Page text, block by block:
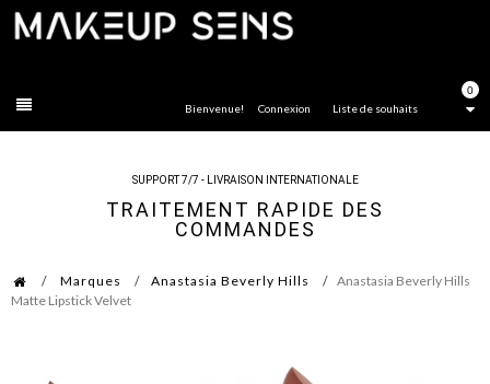
0
Liste de souhaits
Bienvenue! Connexion
SUPPORT 7/7 - LIVRAISON INTERNATIONALE
TRAITEMENT RAPIDE DES
COMMANDES
Marques Anastasia Beverly Hills
Anastasia Beverly Hills
Matte Lipstick Velvet